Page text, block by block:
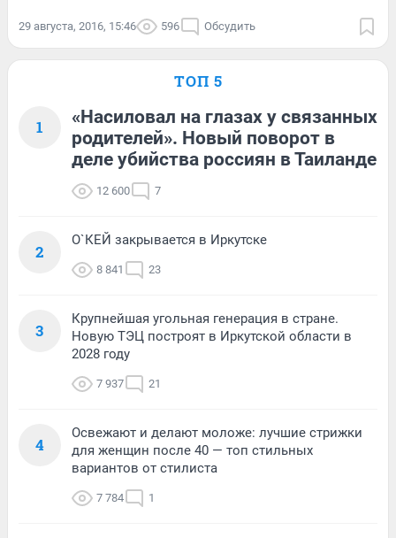
29 августа, 2016, 15:46 596 Обсудить
ТОП 5
1
«Насиловал на глазах у связанных
родителей». Новый поворот в
деле убийства россиян в Таиланде
12 600 7
2
О`КЕЙ закрывается в Иркутске
8 841 23
3
Крупнейшая угольная генерация в стране.
Новую ТЭЦ построят в Иркутской области в
2028 году
7 937 21
4
Освежают и делают моложе: лучшие стрижки
для женщин после 40 — топ стильных
вариантов от стилиста
7 784 1